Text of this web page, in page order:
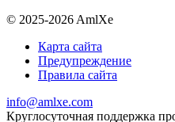
© 2025-2026 AmlXe
Карта сайта
Предупреждение
Правила сайта
info@amlxe.com
Круглосуточная поддержка